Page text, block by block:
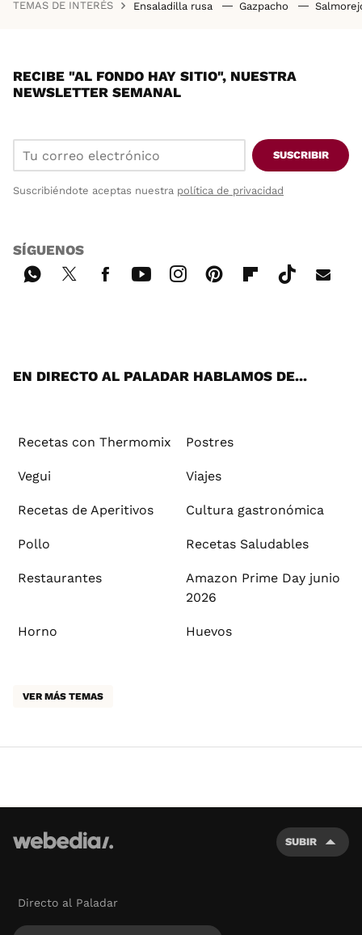
TEMAS DE INTERÉS Ensaladilla rusa Gazpacho
RECIBE "AL FONDO HAY SITIO", NUESTRA
NEWSLETTER SEMANAL
SUSCRIBIR
Suscribiéndote aceptas nuestra política de privacidad
SÍGUENOS
EN DIRECTO AL PALADAR HABLAMOS DE...
Recetas con Thermomix Postres
Vegui Viajes
Recetas de Aperitivos Cultura gastronómica
Pollo Recetas Saludables
Restaurantes
Amazon Prime Day junio
2026
Horno Huevos
VER MÁS TEMAS
SUBIR
Directo al Paladar